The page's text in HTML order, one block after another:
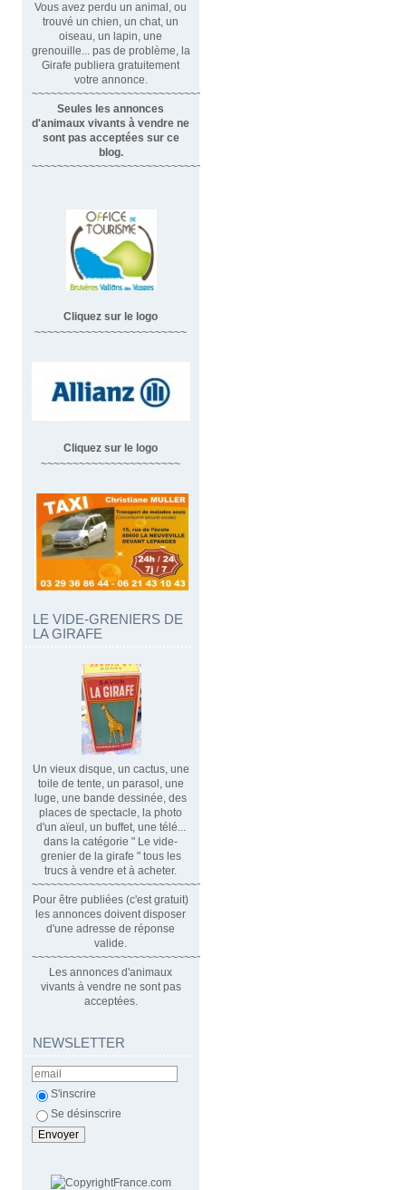
Vous avez perdu un animal, ou
trouvé un chien, un chat, un
oiseau, un lapin, une
grenouille... pas de problème, la
Girafe publiera gratuitement
votre annonce.
~~~~~~~~~~~~~~~~~~~~~~~~~~~~
Seules les annonces
d'animaux vivants à vendre ne
sont pas acceptées sur ce
blog.
~~~~~~~~~~~~~~~~~~~~~~~~~~~~~~
Cliquez sur le logo
~~~~~~~~~~~~~~~~~~~~~~~~
Cliquez sur le logo
~~~~~~~~~~~~~~~~~~~~~~
LE VIDE-GRENIERS DE
LA GIRAFE
Un vieux disque, un cactus, une
toile de tente, un parasol, une
luge, une bande dessinée, des
places de spectacle, la photo
d'un aïeul, un buffet, une télé...
dans la catégorie " Le vide-
grenier de la girafe " tous les
trucs à vendre et à acheter.
~~~~~~~~~~~~~~~~~~~~~~~~~~~~~~
Pour être publiées (c'est gratuit)
les annonces doivent disposer
d'une adresse de réponse
valide.
~~~~~~~~~~~~~~~~~~~~~~~~~~~~~~~~
Les annonces d'animaux
vivants à vendre ne sont pas
acceptées.
NEWSLETTER
S'inscrire
Se désinscrire